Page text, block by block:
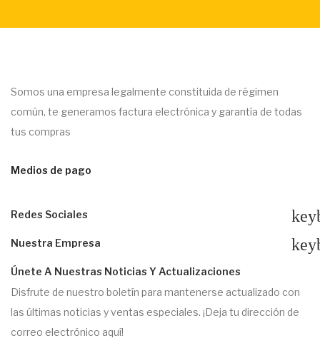
Somos una empresa legalmente constituida de régimen
común, te generamos factura electrónica y garantía de todas
tus compras
Medios de pago
Redes Sociales
Nuestra Empresa
Únete A Nuestras Noticias Y Actualizaciones
Disfrute de nuestro boletín para mantenerse actualizado con
las últimas noticias y ventas especiales. ¡Deja tu dirección de
correo electrónico aquí!